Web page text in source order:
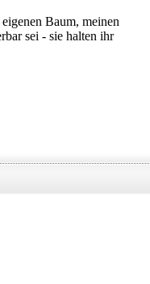
Baum, meinen
sei - sie halten ihr